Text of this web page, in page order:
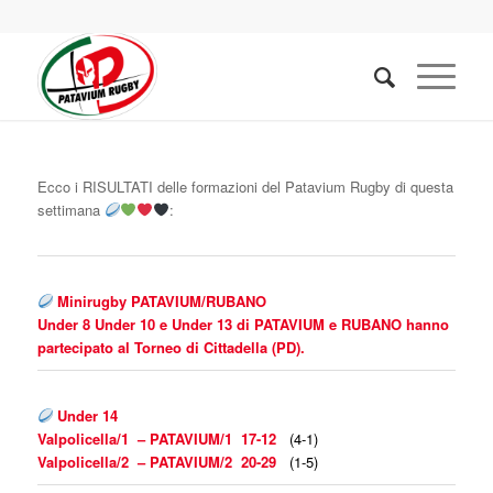
Ecco i RISULTATI delle formazioni del Patavium Rugby di questa
settimana
:
Minirugby PATAVIUM/RUBANO
Under 8 Under 10 e Under 13 di PATAVIUM e RUBANO hanno
partecipato al Torneo di Cittadella (PD).
Under 14
Valpolicella/1 – PATAVIUM/1 17-12(4-1)
Valpolicella/2 – PATAVIUM/2 20-29(1-5)